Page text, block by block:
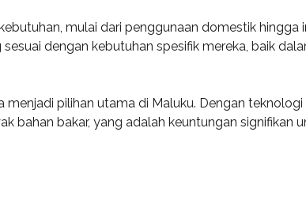
mulai dari penggunaan domestik hingga
dengan kebutuhan spesifik mereka, baik
pilihan utama di Maluku. Dengan teknologi
bahan bakar, yang adalah keuntungan signifikan